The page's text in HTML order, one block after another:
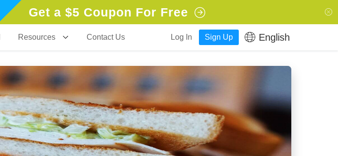
Get a $5 Coupon For Free
Resources Contact Us Log In Sign Up English